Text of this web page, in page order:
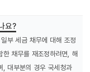
요?
부 세금 채무에 대해 조정
한 채무를 재조정하려면, 해
, 대부분의 경우 국세청과